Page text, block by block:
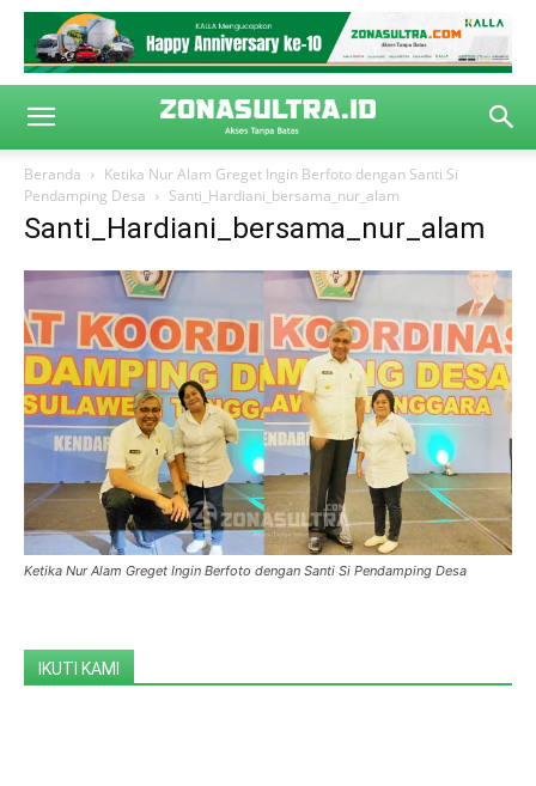
Beranda
Ketika Nur Alam Greget Ingin Berfoto dengan Santi Si
Pendamping Desa
Santi_Hardiani_bersama_nur_alam
Santi_Hardiani_bersama_nur_alam
Ketika Nur Alam Greget Ingin Berfoto dengan Santi Si Pendamping Desa
IKUTI KAMI